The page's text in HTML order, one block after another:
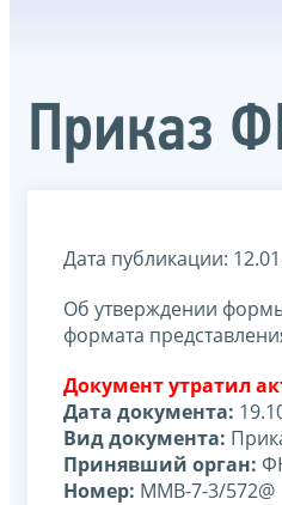
Приказ
Дата публикации:
Об утверждении
формата
Документ утратил
Дата документа:
Вид документа:
Принявший орган:
Номер: ММВ-7-3/572@